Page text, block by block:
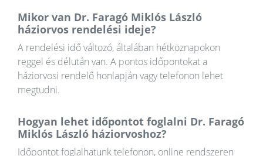
Mikor van Dr. Faragó Miklós László
háziorvos rendelési ideje?
A rendelési idő változó, általában hétköznapokon
reggel és délután van. A pontos időpontokat a
háziorvosi rendelő honlapján vagy telefonon lehet
megtudni.
Hogyan lehet időpontot foglalni Dr. Faragó
Miklós László háziorvoshoz?
Időpontot foglalhatunk telefonon, online rendszeren